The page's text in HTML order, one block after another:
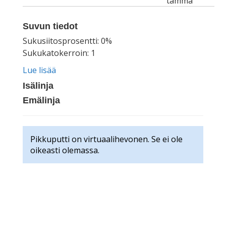
Suvun tiedot
Sukusiitosprosentti: 0%
Sukukatokerroin: 1
Lue lisää
Isälinja
Emälinja
Pikkuputti on virtuaalihevonen. Se ei ole
oikeasti olemassa.